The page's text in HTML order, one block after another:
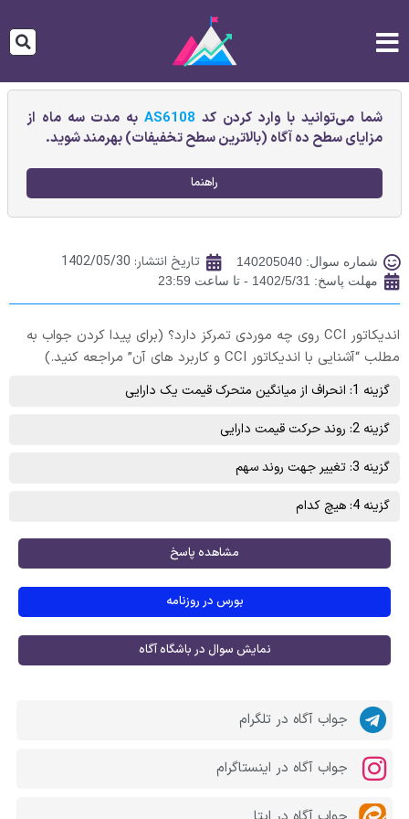
شما می‌توانید با وارد کردن کد AS6108به مدت سه ماه از
مزایای سطح ده آگاه (بالاترین سطح تخفیفات) بهرمند شوید.
راهنما
شماره سوال: 140205040 تاریخ انتشار: 1402/05/30
مهلت پاسخ: 1402/5/31 - تا ساعت 23:59
اندیکاتور CCI روی چه موردی تمرکز دارد؟ (برای پیدا کردن جواب به
مطلب “آشنایی با اندیکاتور CCI و کاربرد های آن” مراجعه کنید.)
گزینه 1: انحراف از میانگین متحرک قیمت یک دارایی
گزینه 2: روند حرکت قیمت دارایی
گزینه 3: تغییر جهت روند سهم
گزینه 4: هیچ کدام
مشاهده پاسخ
بورس در روزنامه
نمایش سوال در باشگاه آگاه
جواب آگاه در تلگرام
جواب آگاه در اینستاگرام